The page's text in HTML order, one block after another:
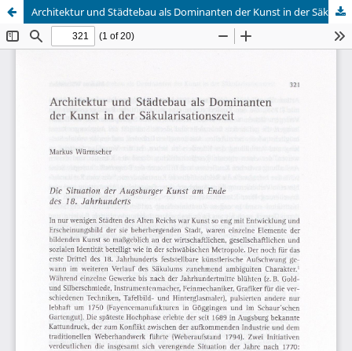
Architektur und Städtebau als Dominanten der Kunst in der Säkularisationszeit